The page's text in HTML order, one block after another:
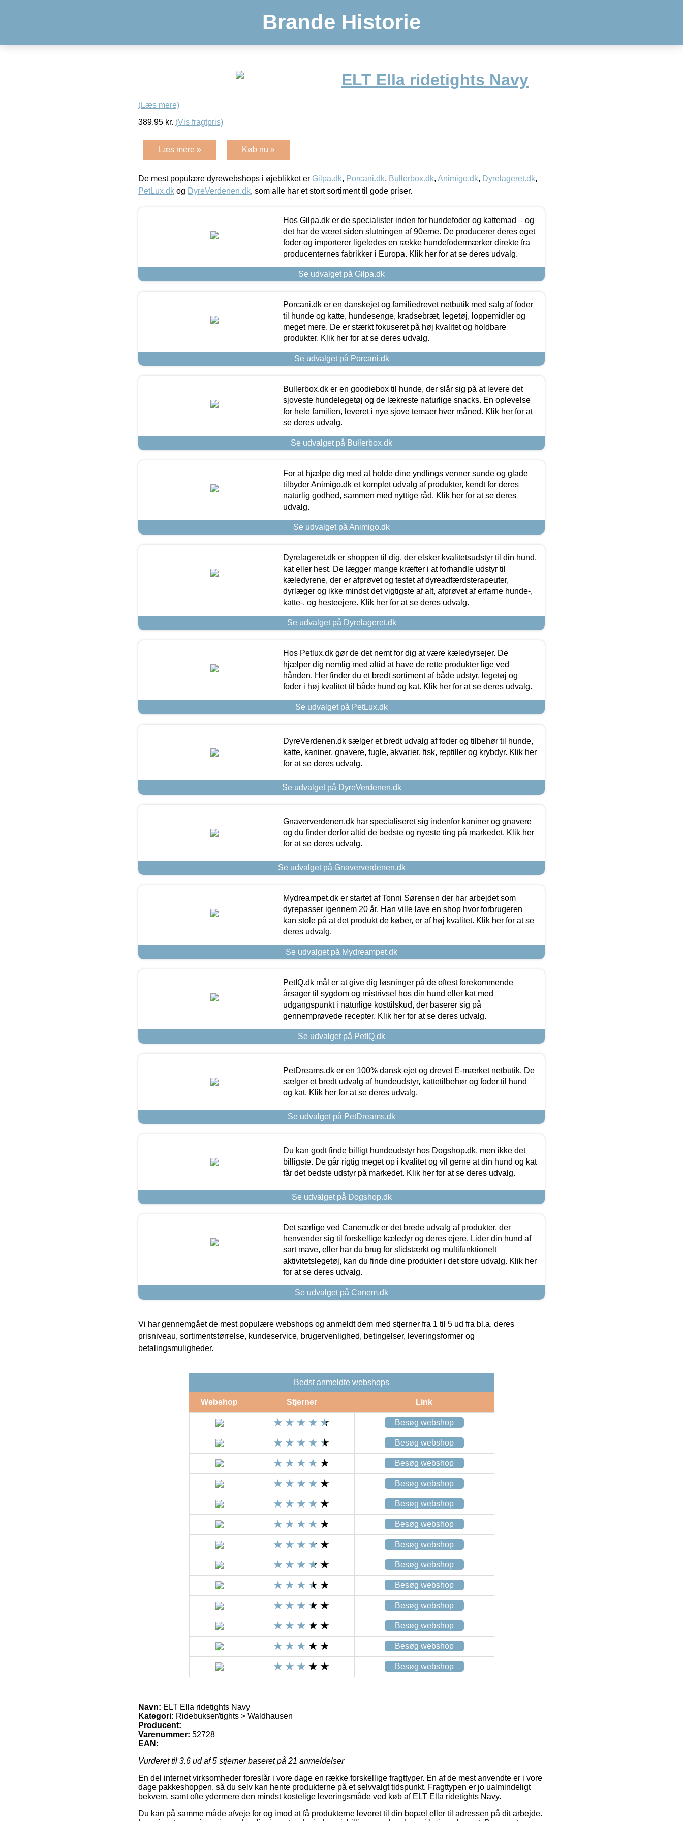
Brande Historie
ELT Ella ridetights Navy
(Læs mere)
389.95 kr. (Vis fragtpris)
Læs mere » Køb nu »
De mest populære dyrewebshops i øjeblikket er Gilpa.dk, Porcani.dk, Bullerbox.dk, Animigo.dk, Dyrelageret.dk,
PetLux.dk og DyreVerdenen.dk, som alle har et stort sortiment til gode priser.
Hos Gilpa.dk er de specialister inden for hundefoder og kattemad – og
det har de været siden slutningen af 90erne. De producerer deres eget
foder og importerer ligeledes en række hundefodermærker direkte fra
producenternes fabrikker i Europa. Klik her for at se deres udvalg.
Se udvalget på Gilpa.dk
Porcani.dk er en danskejet og familiedrevet netbutik med salg af foder
til hunde og katte, hundesenge, kradsebræt, legetøj, loppemidler og
meget mere. De er stærkt fokuseret på høj kvalitet og holdbare
produkter. Klik her for at se deres udvalg.
Se udvalget på Porcani.dk
Bullerbox.dk er en goodiebox til hunde, der slår sig på at levere det
sjoveste hundelegetøj og de lækreste naturlige snacks. En oplevelse
for hele familien, leveret i nye sjove temaer hver måned. Klik her for at
se deres udvalg.
Se udvalget på Bullerbox.dk
For at hjælpe dig med at holde dine yndlings venner sunde og glade
tilbyder Animigo.dk et komplet udvalg af produkter, kendt for deres
naturlig godhed, sammen med nyttige råd. Klik her for at se deres
udvalg.
Se udvalget på Animigo.dk
Dyrelageret.dk er shoppen til dig, der elsker kvalitetsudstyr til din hund,
kat eller hest. De lægger mange kræfter i at forhandle udstyr til
kæledyrene, der er afprøvet og testet af dyreadfærdsterapeuter,
dyrlæger og ikke mindst det vigtigste af alt, afprøvet af erfarne hunde-,
katte-, og hesteejere. Klik her for at se deres udvalg.
Se udvalget på Dyrelageret.dk
Hos Petlux.dk gør de det nemt for dig at være kæledyrsejer. De
hjælper dig nemlig med altid at have de rette produkter lige ved
hånden. Her finder du et bredt sortiment af både udstyr, legetøj og
foder i høj kvalitet til både hund og kat. Klik her for at se deres udvalg.
Se udvalget på PetLux.dk
DyreVerdenen.dk sælger et bredt udvalg af foder og tilbehør til hunde,
katte, kaniner, gnavere, fugle, akvarier, fisk, reptiller og krybdyr. Klik her
for at se deres udvalg.
Se udvalget på DyreVerdenen.dk
Gnaververdenen.dk har specialiseret sig indenfor kaniner og gnavere
og du finder derfor altid de bedste og nyeste ting på markedet. Klik her
for at se deres udvalg.
Se udvalget på Gnaververdenen.dk
Mydreampet.dk er startet af Tonni Sørensen der har arbejdet som
dyrepasser igennem 20 år. Han ville lave en shop hvor forbrugeren
kan stole på at det produkt de køber, er af høj kvalitet. Klik her for at se
deres udvalg.
Se udvalget på Mydreampet.dk
PetIQ.dk mål er at give dig løsninger på de oftest forekommende
årsager til sygdom og mistrivsel hos din hund eller kat med
udgangspunkt i naturlige kosttilskud, der baserer sig på
gennemprøvede recepter. Klik her for at se deres udvalg.
Se udvalget på PetIQ.dk
PetDreams.dk er en 100% dansk ejet og drevet E-mærket netbutik. De
sælger et bredt udvalg af hundeudstyr, kattetilbehør og foder til hund
og kat. Klik her for at se deres udvalg.
Se udvalget på PetDreams.dk
Du kan godt finde billigt hundeudstyr hos Dogshop.dk, men ikke det
billigste. De går rigtig meget op i kvalitet og vil gerne at din hund og kat
får det bedste udstyr på markedet. Klik her for at se deres udvalg.
Se udvalget på Dogshop.dk
Det særlige ved Canem.dk er det brede udvalg af produkter, der
henvender sig til forskellige kæledyr og deres ejere. Lider din hund af
sart mave, eller har du brug for slidstærkt og multifunktionelt
aktivitetslegetøj, kan du finde dine produkter i det store udvalg. Klik her
for at se deres udvalg.
Se udvalget på Canem.dk
Vi har gennemgået de mest populære webshops og anmeldt dem med stjerner fra 1 til 5 ud fra bl.a. deres
prisniveau, sortimentstørrelse, kundeservice, brugervenlighed, betingelser, leveringsformer og
betalingsmuligheder.
Bedst anmeldte webshops
Webshop Stjerner Link
Besøg webshop
Besøg webshop
Besøg webshop
Besøg webshop
Besøg webshop
Besøg webshop
Besøg webshop
Besøg webshop
Besøg webshop
Besøg webshop
Besøg webshop
Besøg webshop
Besøg webshop
Navn: ELT Ella ridetights Navy
Kategori: Ridebukser/tights > Waldhausen
Producent:
Varenummer: 52728
EAN:
Vurderet til 3.6 ud af 5 stjerner baseret på 21 anmeldelser
En del internet virksomheder foreslår i vore dage en række forskellige fragttyper. En af de mest anvendte er i vore
dage pakkeshoppen, så du selv kan hente produkterne på et selvvalgt tidspunkt. Fragttypen er jo ualmindeligt
bekvem, samt ofte ydermere den mindst kostelige leveringsmåde ved køb af ELT Ella ridetights Navy.
Du kan på samme måde afveje for og imod at få produkterne leveret til din bopæl eller til adressen på dit arbejde.